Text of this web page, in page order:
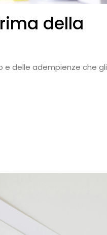
della
delle adempienze che gli